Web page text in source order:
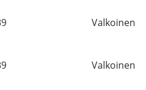
Valkoinen
Valkoinen